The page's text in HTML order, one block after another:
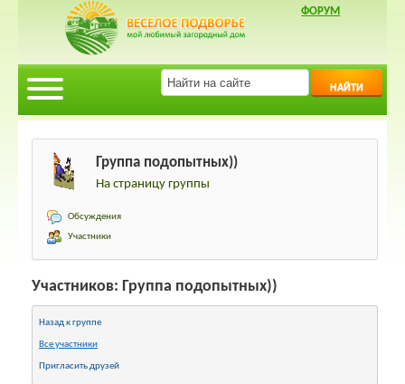
ФОРУМ
НАЙТИ
Группа подопытных))
На страницу группы
Обсуждения
Участники
Участников: Группа подопытных))
Назад к группе
Все участники
Пригласить друзей